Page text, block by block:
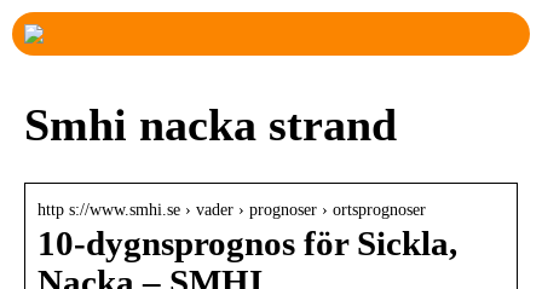
Smhi nacka strand
http s://www.smhi.se › vader › prognoser › ortsprognoser
10-dygnsprognos för Sickla,